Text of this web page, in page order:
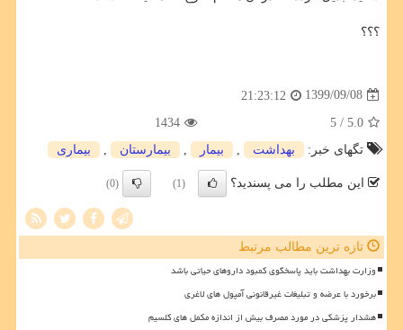
؟؟؟
1399/09/08
21:23:12
5.0
/ 5
1434
تگهای خبر:
بهداشت بیمار بیمارستان بیماری
این مطلب را می پسندید؟ (1)
(0)
تازه ترین مطالب مرتبط
وزارت بهداشت باید پاسخگوی کمبود داروهای حیاتی باشد
برخورد با عرضه و تبلیغات غیرقانونی آمپول های لاغری
هشدار پزشکی در مورد مصرف بیش از اندازه مکمل های کلسیم